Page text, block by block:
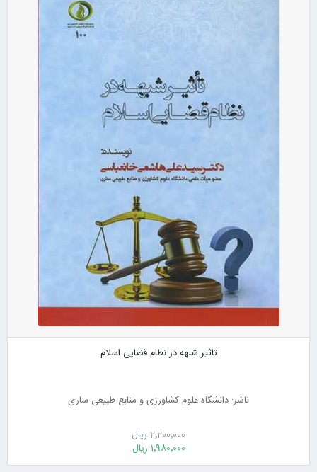
تاثیر شبهه در نظام قضایی اسلام
ناشر: دانشگاه علوم کشاورزی و منابع طبیعی ساری
2٬200٬000 ریال
1٬980٬000 ریال